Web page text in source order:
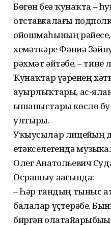
Бөгөн беҙҙә ҡунаҡта
отставкалағы
ойошмаһының рәйесе,
хеҙмәткәре Фәниә
рәхмәт әйтәбеҙ, –
Ҡунаҡтар үҙҙәренең
ауырлыҡтары, ас-
ышаныстары көслө
ултыр­ҙы.
Уҡыусылар лицейҙың
етәкселегендә
Олег Анатольевич
Осрашыу аҙағында:
– Һәр тандың тыныс
балалар үҫтерәбеҙ.
биргән